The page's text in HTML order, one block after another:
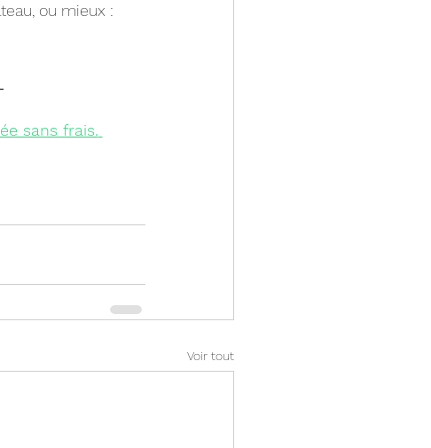
ou mieux :
sans frais.
Voir tout